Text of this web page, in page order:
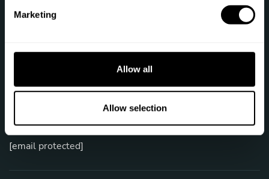
Marketing
Allow all
Allow selection
Volg ons
Laten we praten
[email protected]